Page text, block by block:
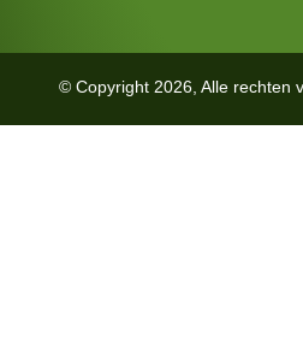
© Copyright 2026, Alle rechten